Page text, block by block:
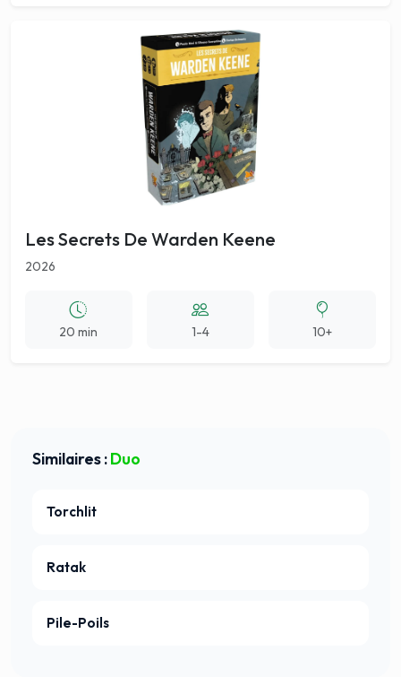
Les Secrets De Warden Keene
2026
20 min 1-4 10+
Similaires :Duo
Torchlit
Ratak
Pile-Poils